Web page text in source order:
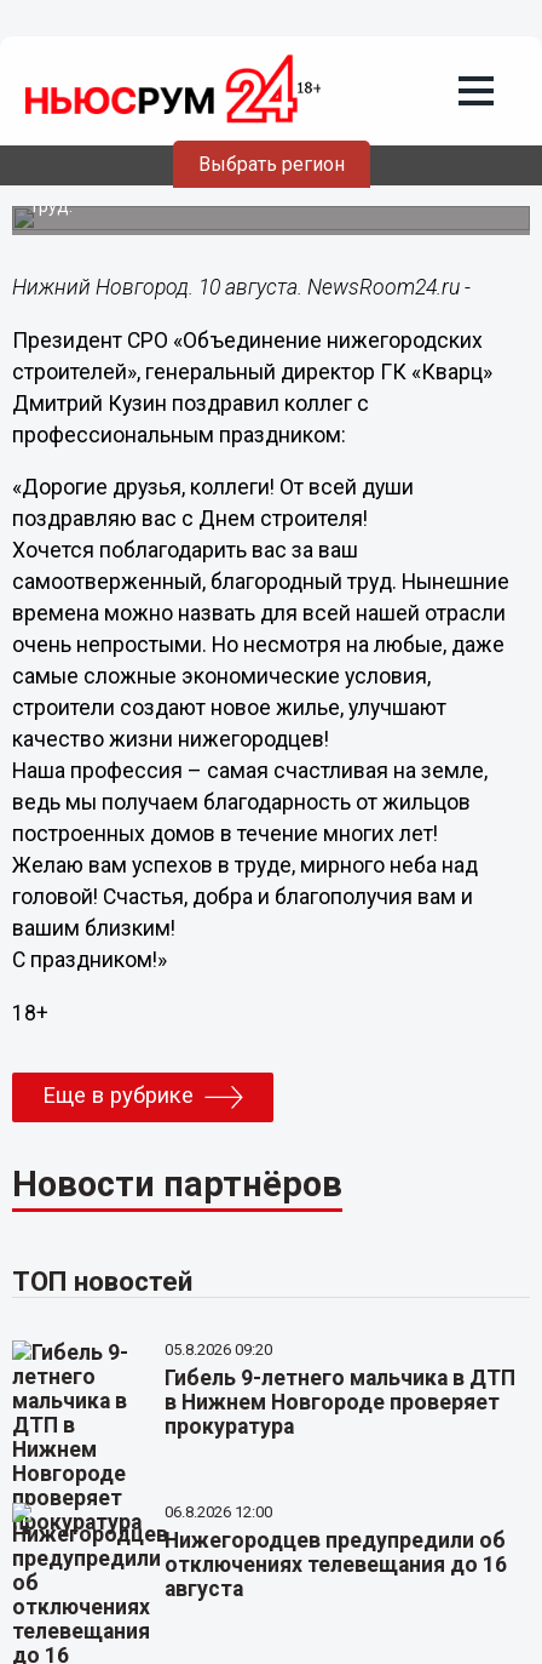
Выбрать регион
10.08.201608:58
Дмитрий Кузин поздравил строителей
с профессиональным праздником
Он поблагодарил их за самоотверженный, благородный
труд.
Нижний Новгород. 10 августа. NewsRoom24.ru -
Президент СРО «Объединение нижегородских
строителей», генеральный директор ГК «Кварц»
Дмитрий Кузин поздравил коллег с
профессиональным праздником:
«Дорогие друзья, коллеги! От всей души
поздравляю вас с Днем строителя!
Хочется поблагодарить вас за ваш
самоотверженный, благородный труд. Нынешние
времена можно назвать для всей нашей отрасли
очень непростыми. Но несмотря на любые, даже
самые сложные экономические условия,
строители создают новое жилье, улучшают
качество жизни нижегородцев!
Наша профессия – самая счастливая на земле,
ведь мы получаем благодарность от жильцов
построенных домов в течение многих лет!
Желаю вам успехов в труде, мирного неба над
головой! Счастья, добра и благополучия вам и
вашим близким!
С праздником!»
18+
Еще в рубрике
Новости партнёров
ТОП новостей
05.8.2026 09:20
Гибель 9-летнего мальчика в ДТП
в Нижнем Новгороде проверяет
прокуратура
06.8.2026 12:00
Нижегородцев предупредили об
отключениях телевещания до 16
августа